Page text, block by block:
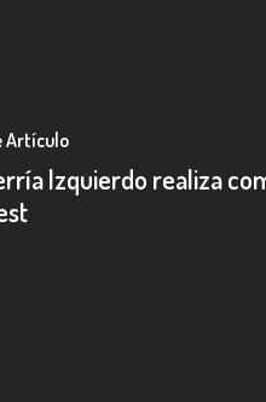
Artículo
Izquierdo realiza